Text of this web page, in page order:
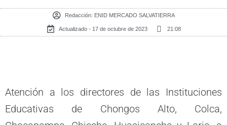
Redacción: ENID MERCADO SALVATIERRA
Actualizado - 17 de octubre de 2023 21:08
Atención a los directores de las Instituciones
Educativas de Chongos Alto, Colca,